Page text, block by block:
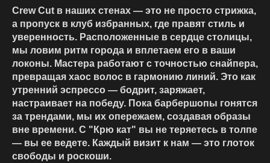
Crew Cut в наших стенах — это не просто стрижка,
а пропуск в клуб избранных, где правят стиль и
уверенность. Расположенные в сердце столицы,
мы ловим ритм города и вплетаем его в ваши
локоны. Мастера работают с точностью снайпера,
превращая хаос волос в гармонию линий. Это как
утренний эспрессо — бодрит, заряжает,
настраивает на победу. Пока барбершопы гонятся
за трендами, мы их опережаем, создавая образы
вне времени. С "Крю кат" вы не теряетесь в толпе
— вы ее ведете. Каждый визит к нам — это глоток
свободы и роскоши.